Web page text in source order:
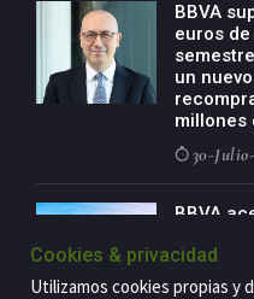
BBVA
euros
un
millones
30-
BBVA
de
países
Cookies & privacidad
Utilizamos cookies propias y